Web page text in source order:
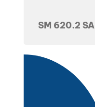
SM 620.2 SA